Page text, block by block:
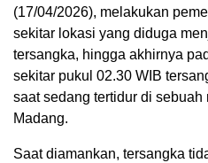
(17/04/2026), melakukan
sekitar lokasi yang diduga
tersangka, hingga akhirnya
sekitar pukul 02.30 WIB
saat sedang tertidur di
Madang.
Saat diamankan, tersangka